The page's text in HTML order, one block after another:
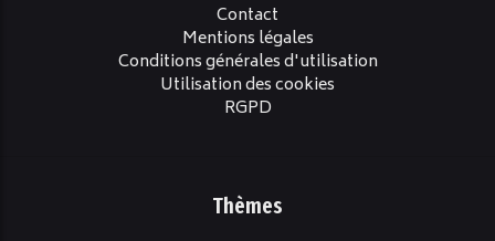
Contact
Mentions légales
Conditions générales d'utilisation
Utilisation des cookies
RGPD
Thèmes